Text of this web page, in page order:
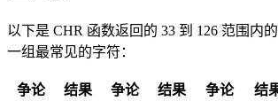
以下是 CHR 函数返回的 33 到 126 范围内
一组最常见的字符：
争论 结果 争论 结果 争论 结